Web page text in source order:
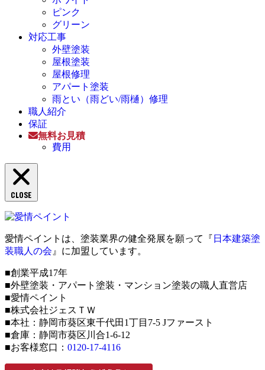
ピンク
グリーン
対応工事
外壁塗装
屋根塗装
屋根修理
アパート塗装
雨とい（雨どい/雨樋）修理
職人紹介
保証
無料お見積
費用
CLOSE
愛情ペイントは、塗装業界の健全発展を願って『 日本建築塗
装職人の会 』に加盟しています。
■創業平成17年
■外壁塗装・アパート塗装・マンション塗装の職人直営店
■愛情ペイント
■株式会社ジェスＴＷ
■本社：静岡市葵区東千代田1丁目7-5 Jファースト
■倉庫：静岡市葵区川合1-6-12
■お客様窓口： 0120-17-4116